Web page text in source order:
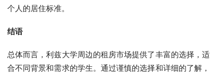
个人的居住标准。
结语
总体而言，利兹大学周边的租房市场提供了丰富的选择，适
合不同背景和需求的学生。通过谨慎的选择和详细的了解，